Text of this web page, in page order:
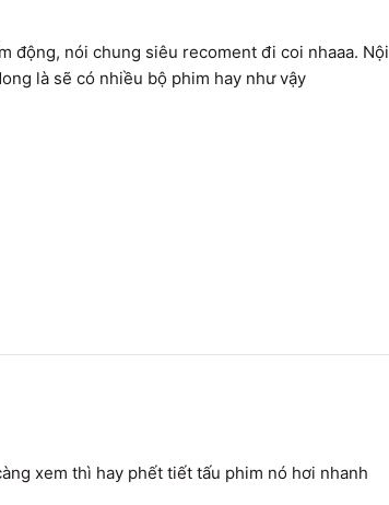
động, nói chung siêu recoment đi coi nhaaa. Nội
là sẽ có nhiều bộ phim hay như vậy
xem thì hay phết tiết tấu phim nó hơi nhanh